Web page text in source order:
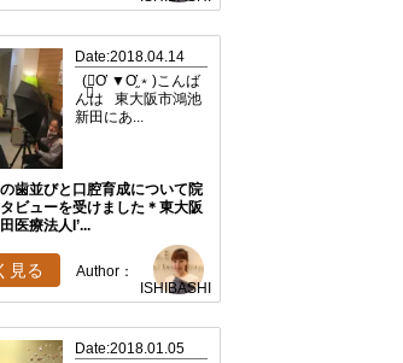
Date:2018.04.14
(﹡֦Ơ ▼Ơ֦﹡)こんば
んは 東大阪市鴻池
新田にあ...
歯並びと口腔育成について院
ビューを受けました＊東大阪
医療法人I’...
Author：
ISHIBASHI
見る
Date:2018.01.05